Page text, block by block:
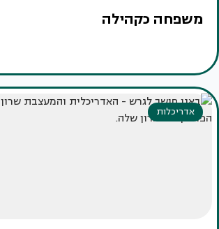
משפחה כקהילה
אדריכלות